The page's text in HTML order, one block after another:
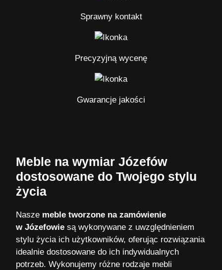
Sprawny kontakt
Precyzyjną wycenę
Gwarancje jakości
Meble na wymiar Józefów
dostosowane do Twojego stylu
życia
Nasze meble tworzone na zamówienie
w Józefowie są wykonywane z uwzględnieniem
stylu życia ich użytkowników, oferując rozwiązania
idealnie dostosowane do ich indywidualnych
potrzeb. Wykonujemy różne rodzaje mebli